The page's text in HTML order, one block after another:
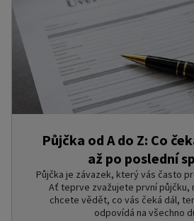
Půjčka od A do Z: Co
až po poslední
Půjčka je závazek, který vás často
Ať teprve zvažujete první půjčku,
chcete vědět, co vás čeká dál,
odpovídá na všechno